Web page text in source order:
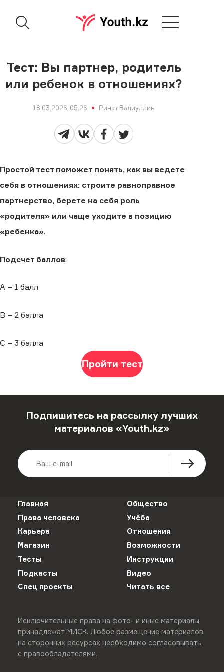
Тест: Вы партнер, родитель
или ребенок в отношениях?
18.03.2026, 05:26 Ринат Валиуллин
Простой тест поможет понять, как вы ведете
себя в отношениях: строите равноправное
партнерство, берете на себя роль
«родителя» или чаще уходите в позицию
«ребенка».
Подсчет баллов:
A – 1 балл
B – 2 балла
C – 3 балла
Пройти тест
Подпишитесь на рассылку лучших
материалов «Youth.kz»
Главная
Общество
Права человека
Учёба
Карьера
Отношения
Магазин
Возможности
Тесты
Инструкции
Подкасты
Видео
Спец проекты
Читать все
Исключительные права на фото- и иные материалы
принадлежат МИСК. Любое размещение материалов
на сторонних ресурсах необходимо согласовывать
с правообладателями.